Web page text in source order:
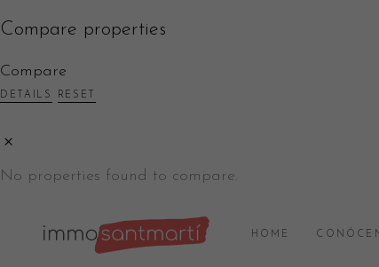
Compare properties
Compare
DETAILS RESET
No properties found to compare.
HOME